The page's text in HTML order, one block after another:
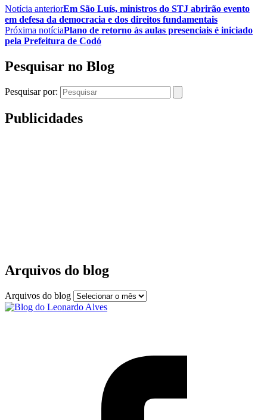
Notícia anteriorEm São Luís, ministros do STJ abrirão evento
em defesa da democracia e dos direitos fundamentais
Próxima notíciaPlano de retorno às aulas presenciais é iniciado
pela Prefeitura de Codó
Pesquisar no Blog
Pesquisar por:
Publicidades
Arquivos do blog
Arquivos do blog